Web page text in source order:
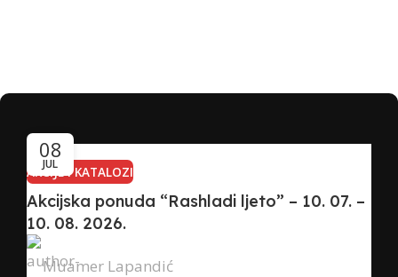
08
JUL
AKCIJE I KATALOZI
Akcijska ponuda “Rashladi ljeto” – 10. 07. –
10. 08. 2026.
Muamer Lapandić